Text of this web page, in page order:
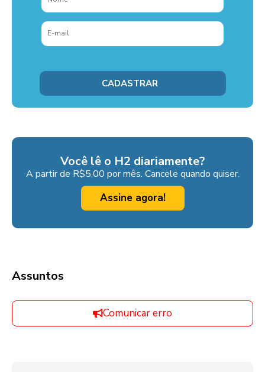
Você lê o H2 diariamente?
A partir de R$5,00 por mês. Cancele quando quiser.
Assine agora!
Assuntos
Comunicar erro